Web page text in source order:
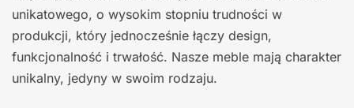
unikatowego, o wysokim stopniu trudności w
produkcji, który jednocześnie łączy design,
funkcjonalność i trwałość. Nasze meble mają charakter
unikalny, jedyny w swoim rodzaju.